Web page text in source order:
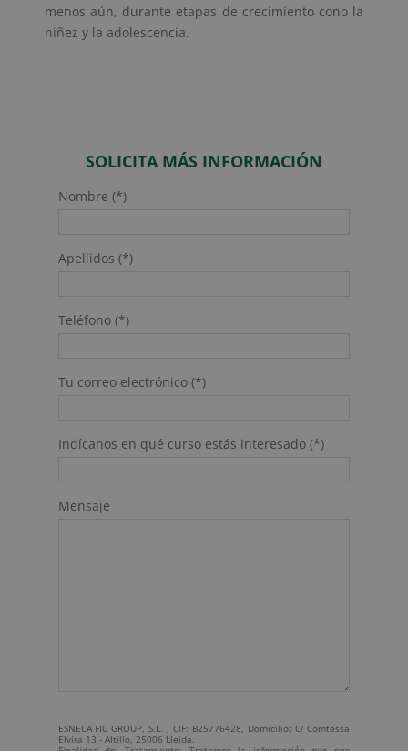
menos aún, durante etapas de crecimiento cono la
niñez y la adolescencia.
SOLICITA MÁS INFORMACIÓN
Nombre (*)
Apellidos (*)
Teléfono (*)
Tu correo electrónico (*)
Indícanos en qué curso estás interesado (*)
Mensaje
ESNECA FIC GROUP, S.L. , CIF: B25776428, Domicilio: C/ Comtessa
Elvira 13 - Altillo, 25006 Lleida.